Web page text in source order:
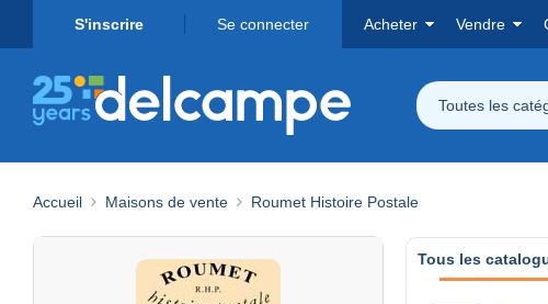
S'inscrire Se connecter Acheter Vendre
Toutes les
Accueil Maisons de vente Roumet Histoire Postale
Tous les